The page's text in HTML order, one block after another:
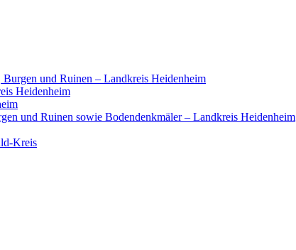
Burgen und Ruinen – Landkreis Heidenheim
Heidenheim
und Ruinen sowie Bodendenkmäler – Landkreis Heidenheim
Kreis